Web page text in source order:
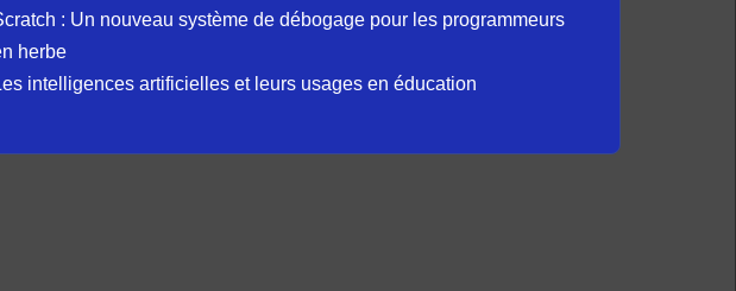
: Un nouveau système de débogage pour les programmeurs
herbe
intelligences artificielles et leurs usages en éducation